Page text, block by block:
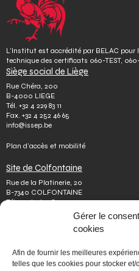
Gérer le
cookies
Afin de fournir les meilleures
telles que les cookies pour stocker
L’Institut est accrédité par BELAC pour
technique des certificats 060-TEST,
Siège social de Liège
Rue Chéra, 200
B-4000 LIEGE
Tél. +32 4 229 83 11
Fax. +32 4 252 46 65
info@issep.be
Plan d’accès et mobilité
Site de Colfontaine
Rue de la Platinerie, 20
B-7340 COLFONTAINE
Tél.+32 65 610 813
colfontaine@issep.be
Qui sommes-nous
Travailler chez nous